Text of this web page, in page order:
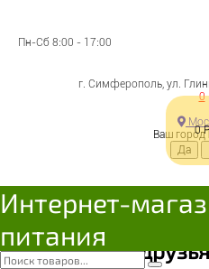
Пн-Сб 8:00 - 17:00
г. Симферополь, ул.
0
0Р
Ваш город
Интернет-
питания
апельсином
Добавляется...В
Поделиться с